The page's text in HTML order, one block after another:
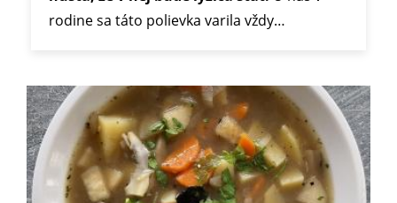
rodine sa táto polievka varila vždy…